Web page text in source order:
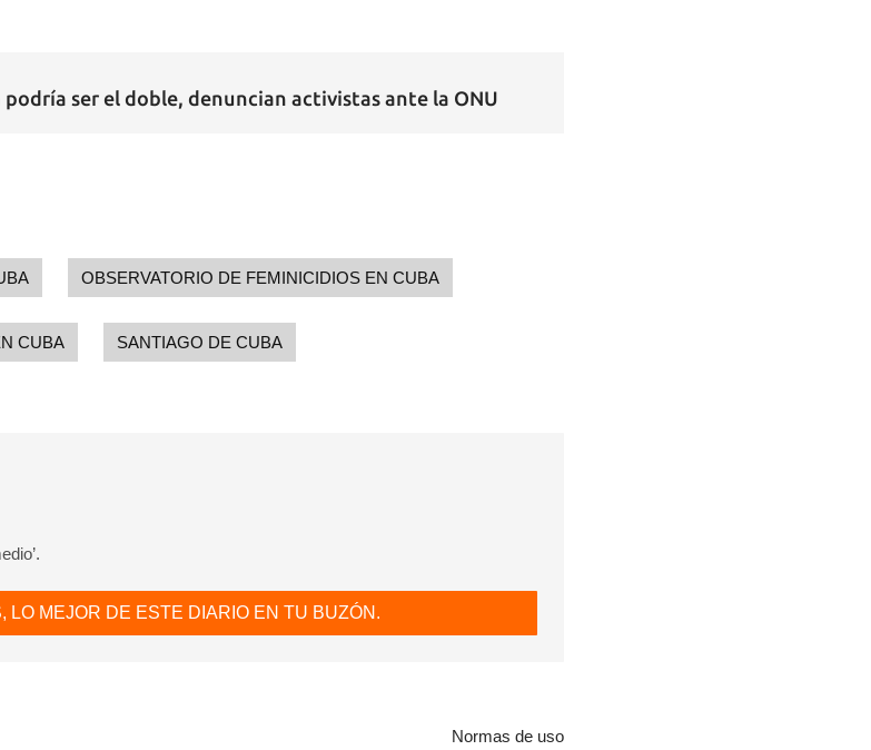
ser el doble, denuncian activistas ante la ONU
OBSERVATORIO DE FEMINICIDIOS EN CUBA
CUBA SANTIAGO DE CUBA
LO MEJOR DE ESTE DIARIO EN TU BUZÓN.
Normas de uso